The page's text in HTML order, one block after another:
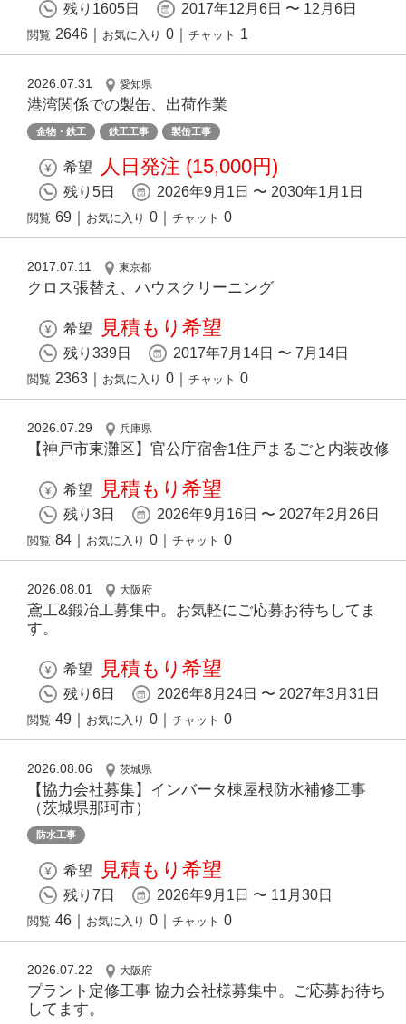
残り1605日 2017年12月6日 〜 12月6日
閲覧 2646 お気に入り 0 チャット 1
2026.07.31 愛知県
港湾関係での製缶、出荷作業
金物・鉄工 鉄工工事 製缶工事
希望 人日発注 (15,000円)
残り5日 2026年9月1日 〜 2030年1月1日
閲覧 69 お気に入り 0 チャット 0
2017.07.11 東京都
クロス張替え、ハウスクリーニング
希望 見積もり希望
残り339日 2017年7月14日 〜 7月14日
閲覧 2363 お気に入り 0 チャット 0
2026.07.29 兵庫県
【神戸市東灘区】官公庁宿舎1住戸まるごと内装改修
希望 見積もり希望
残り3日 2026年9月16日 〜 2027年2月26日
閲覧 84 お気に入り 0 チャット 0
2026.08.01 大阪府
鳶工&鍛冶工募集中。お気軽にご応募お待ちしてま
す。
希望 見積もり希望
残り6日 2026年8月24日 〜 2027年3月31日
閲覧 49 お気に入り 0 チャット 0
2026.08.06 茨城県
【協力会社募集】インバータ棟屋根防水補修工事
（茨城県那珂市）
防水工事
希望 見積もり希望
残り7日 2026年9月1日 〜 11月30日
閲覧 46 お気に入り 0 チャット 0
2026.07.22 大阪府
プラント定修工事 協力会社様募集中。ご応募お待ち
してます。